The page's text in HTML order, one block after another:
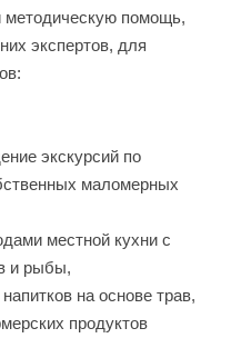
методическую помощь,
экспертов, для
экскурсий по
маломерных
местной кухни с
и рыбы,
на основе трав,
продуктов